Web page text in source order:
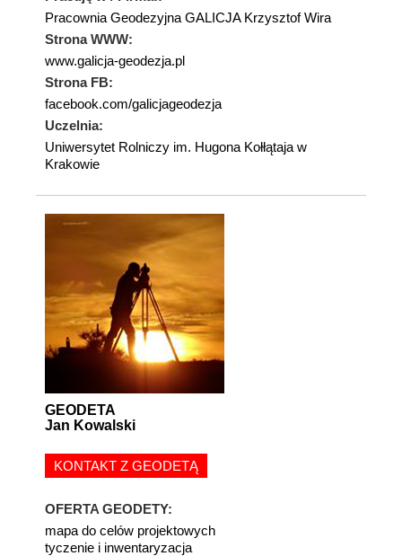
Pracownia Geodezyjna GALICJA Krzysztof Wira
Strona WWW:
www.galicja-geodezja.pl
Strona FB:
facebook.com/galicjageodezja
Uczelnia:
Uniwersytet Rolniczy im. Hugona Kołłątaja w
Krakowie
GEODETA
Jan Kowalski
KONTAKT Z GEODETĄ
OFERTA GEODETY:
mapa do celów projektowych
tyczenie i inwentaryzacja